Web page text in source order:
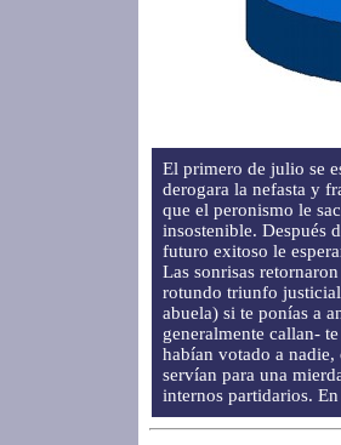
El primero de julio se
derogara la nefasta y
que el peronismo le
insostenible. Después
futuro exitoso le
Las sonrisas
rotundo triunfo
abuela) si te ponías a
generalmente callan-
habían votado a nadie,
servían para una
internos partidarios.